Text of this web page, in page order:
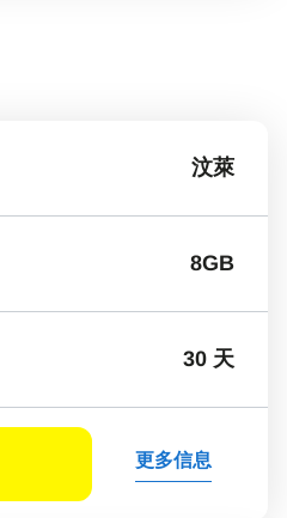
汶萊
8GB
30 天
更多信息